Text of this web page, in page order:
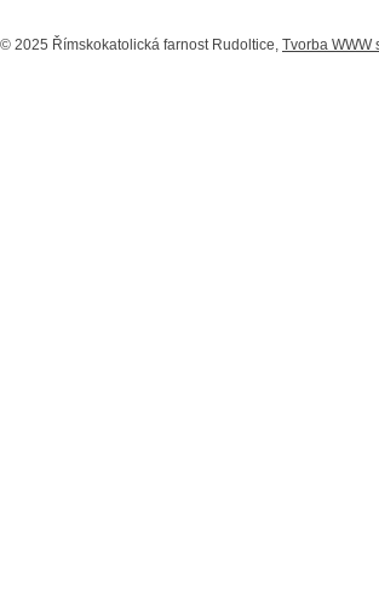
© 2025 Římskokatolická farnost Rudoltice, Tvorba WWW